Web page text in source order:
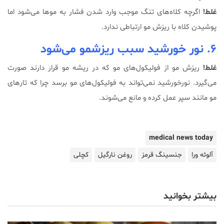
غلط! اگرچه کلاه‌های تنگ موجب وارد شدن فشار به موها می‌شود اما
پوشیدن کلاه با ریزش مو ارتباطی ندارد.
۶. نور خورشید سبب ریزش مو می‌شود
غلط! ریزش مو از فولیکول‌های مو که در ریشه مو قرار دارند صورت
می‌گیرد. نورخورشید نمی‌تواند به فولیکول‌های مو برسد چرا که تارهای
مو مانند سپر عمل کرده و مانع می‌شوند.
medical news today
آلوئه ورا
جنسینگ قرمز روغن نارگیل کچلی
بیشتر بخوانید